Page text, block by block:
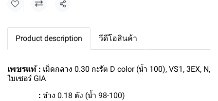
แชร์
Product description วีดีโอสินค้า
เพชรแท้ : เม็ดกลาง 0.30 กะรัต D color (น้ำ 100), VS1, 3EX, N,
ใบเซอร์ GIA
: ข้าง 0.18 ตัง (น้ำ 98-100)